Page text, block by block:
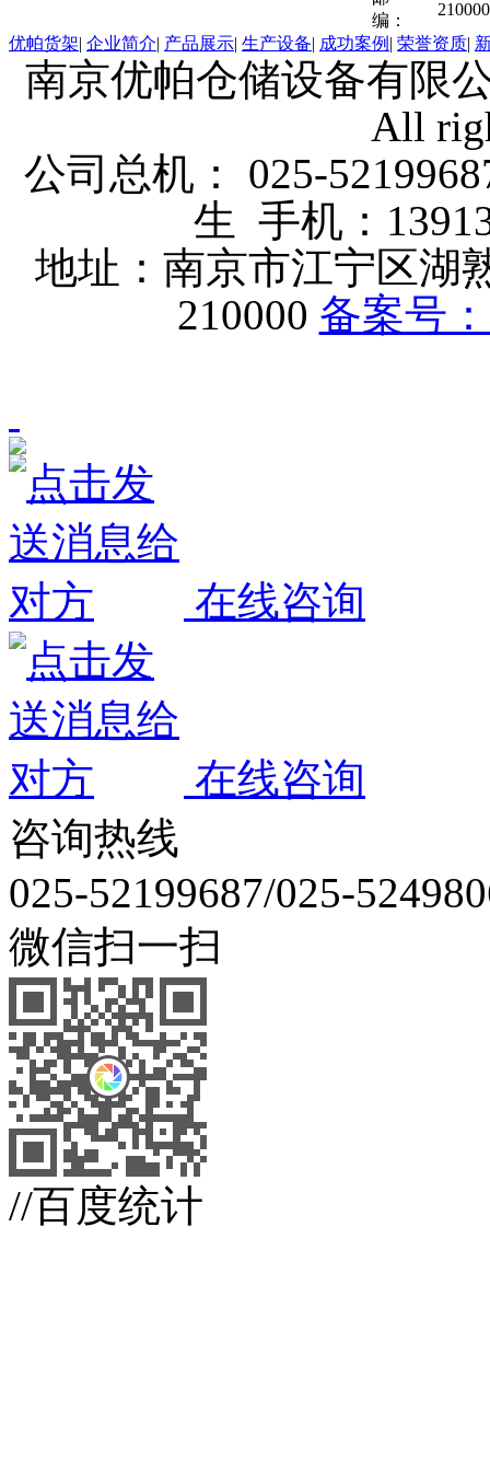
编：
210000
优帕货架| 企业简介| 产品展示| 生产设备| 成功案例 | 荣誉资质|
南京优帕仓储设备有限
All
公司总机： 025-
生 手机：
地址：南京市江宁区湖
210000 备案号
在线咨询
在线咨询
咨询热线
025-52199687/025-
微信扫一扫
//百度统计